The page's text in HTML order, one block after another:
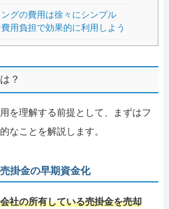
グの費用は徐々にシンプル
用負担で効果的に利用しよう
？
を理解する前提として、まずはフ
なことを解説します。
掛金の早期資金化
会社の所有している売掛金を売却